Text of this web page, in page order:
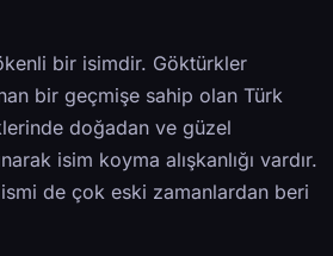
bir isimdir. Göktürkler
bir geçmişe sahip olan Türk
doğadan ve güzel
isim koyma alışkanlığı vardır.
ismi de çok eski zamanlardan beri